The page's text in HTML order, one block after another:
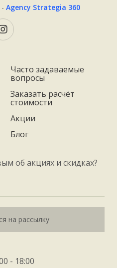
Agency Strategia 360
Часто задаваемые
вопросы
Заказать расчёт
стоимости
Акции
Блог
об акциях и скидках?
на рассылку
- 18:00